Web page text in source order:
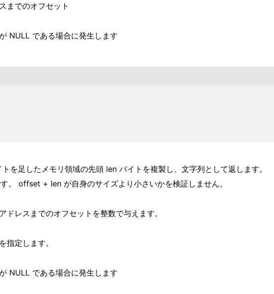
までのオフセット
NULL である場合に発生します
を足したメモリ領域の先頭 len バイトを複製し、文字列として返します。
offset + len が自身のサイズより小さいかを検証しません。
ドレスまでのオフセットを整数で与えます。
指定します。
NULL である場合に発生します